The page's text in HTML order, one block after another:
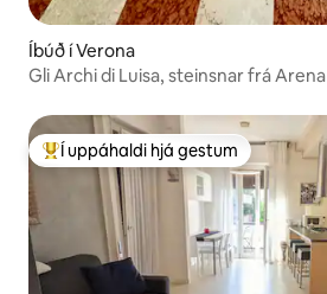
Íbúð í Verona
Gli Archi di Luisa, steinsnar frá Arena
Í mestu uppáhaldi hjá gestum
Í uppáhaldi hjá gestum